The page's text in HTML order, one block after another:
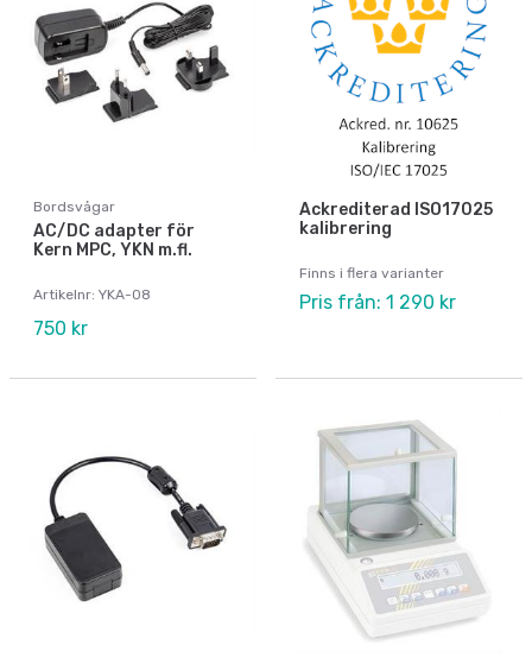
Bordsvågar
AC/DC adapter för
Kern MPC, YKN m.fl.
Artikelnr: YKA-08
750 kr
Ackrediterad ISO17025
kalibrering
Finns i flera varianter
Pris från: 1 290 kr